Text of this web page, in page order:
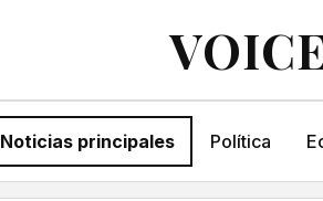
Noticias principales Política